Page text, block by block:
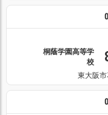
桐蔭学園高等学
校
東大阪市